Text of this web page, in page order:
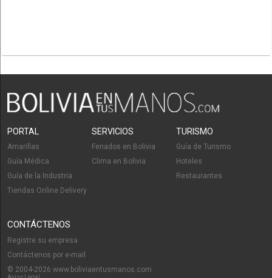
PORTAL
Amarillas
Guía Médica
Guía de la Industria
Tiendas Online Delivery
SERVICIOS
Feriados en Bolivia
Clima en Bolivia
TURISMO
Guía de Turismo
Hoteles
Restaurantes
CONTÁCTENOS
Registre su empresa
Contáctenos por e-mail
© 2004-2026 www.boliviaentusmanos.com